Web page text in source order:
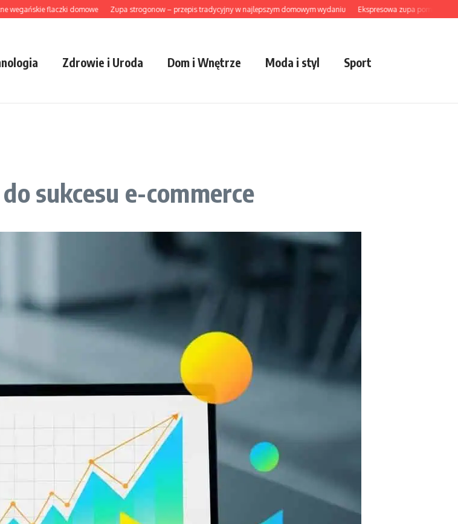
flaczki domowe Zupa strogonow – przepis tradycyjny w najlepszym domowym wydaniu Ekspresowa zupa pomidorowa z
Zdrowie i Uroda Dom i Wnętrze Moda i styl Sport
sukcesu e-commerce